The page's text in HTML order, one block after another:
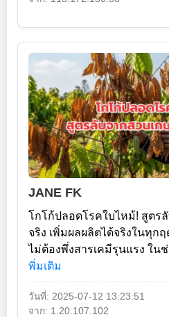
JANE FK
โกโก้ปลอดโรคใบไหม้! สูตร
จริง เพิ่มผลผลิตได้จริงในทุก
ไม่ต้องพึ่งสารเคมีรุนแรง ใน
พิ่มเติม
วันที่: 2025-07-12 13:23:51
จาก: 1.20.107.102